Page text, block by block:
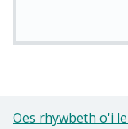
Oes rhywbeth o'i